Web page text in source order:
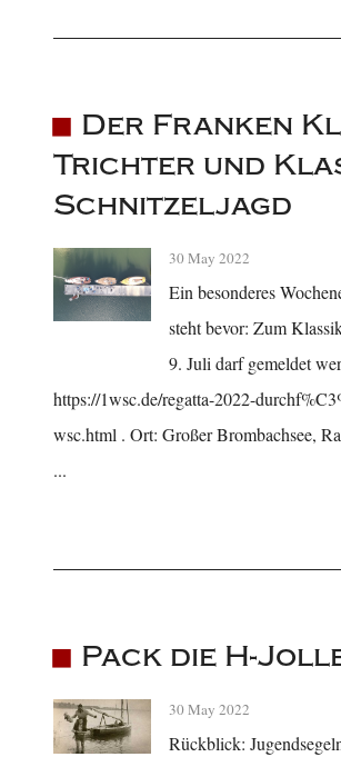
Der Franken
Trichter und
Schnitzeljagd
30 May 2022
Ein besonderes
steht bevor: Zum
9. Juli darf gemeldet
https://1wsc.de/regatta-2022-
wsc.html . Ort: Großer Brombachsee,
...
Pack die H-
30 May 2022
Rückblick: